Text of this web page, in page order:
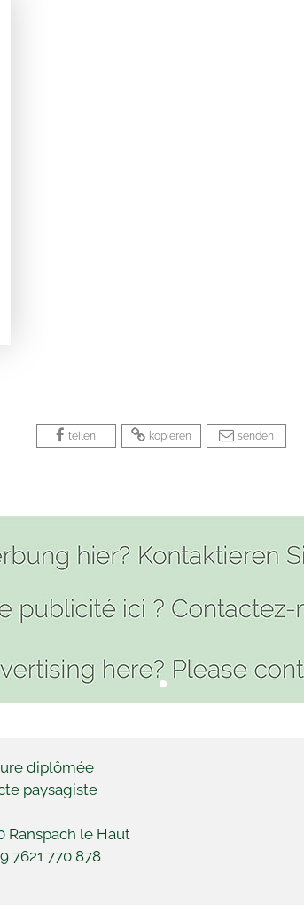
teilen kopieren senden
diplômée
paysagiste
Ranspach le Haut
7621 770 878